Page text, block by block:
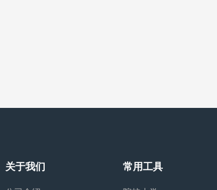
关于我们 常用工具